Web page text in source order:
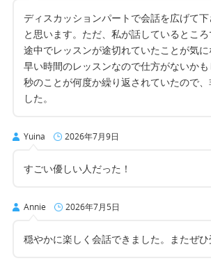
ディスカッションパートで会話を広げて
と思います。ただ、私が話しているとこ
途中でレッスンが途切れていたことが気
早い時間のレッスンなので仕方がないか
秒のことが何度か繰り返されていたので
した。
Yuina 2026年7月9日
すごい優しい人だった！
Annie 2026年7月5日
穏やかに楽しく会話できました。またぜひ